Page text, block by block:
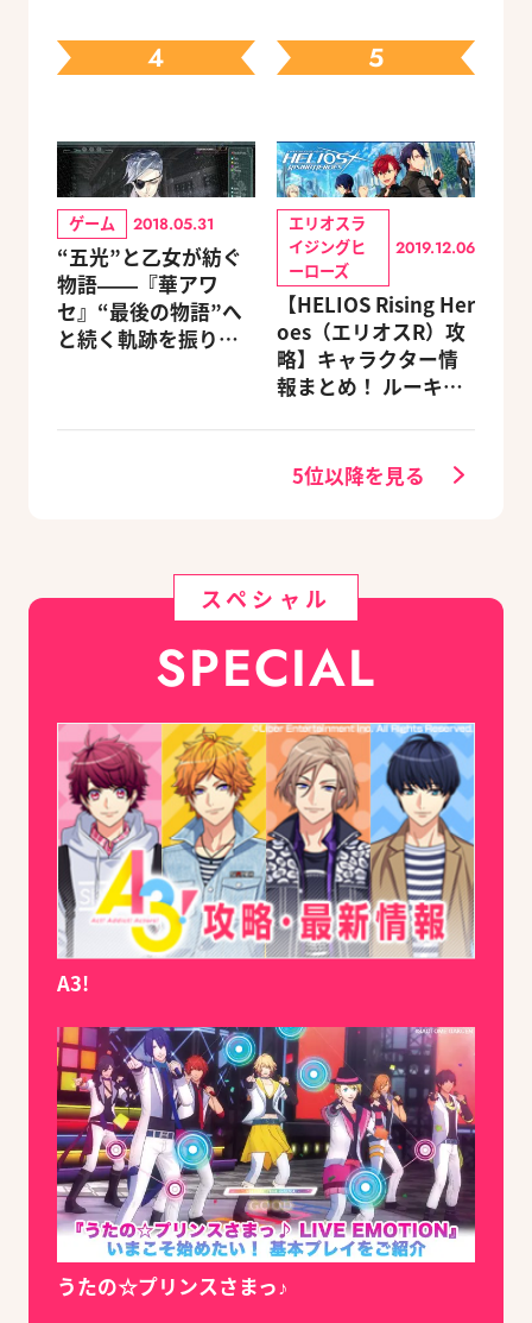
Xパック予約受付中！
4
ゲーム 2018.05.31
“五光”と乙女が紡ぐ
物語――『華アワ
セ』“最後の物語”へ
と続く軌跡を振り返
5
エリオスラ
イジングヒ
ーローズ
2019.12.06
【HELIOS Rising Her
oes（エリオスR）攻
略】キャラクター情
報まとめ！ ルーキ
更新）
5位以降を見る
スペシャル
SPECIAL
A3!
うたの☆プリンスさまっ♪